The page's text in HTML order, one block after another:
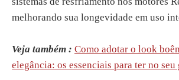
melhorando sua longevidade em uso
Veja também : Como adotar o look
elegância: os essenciais para ter no